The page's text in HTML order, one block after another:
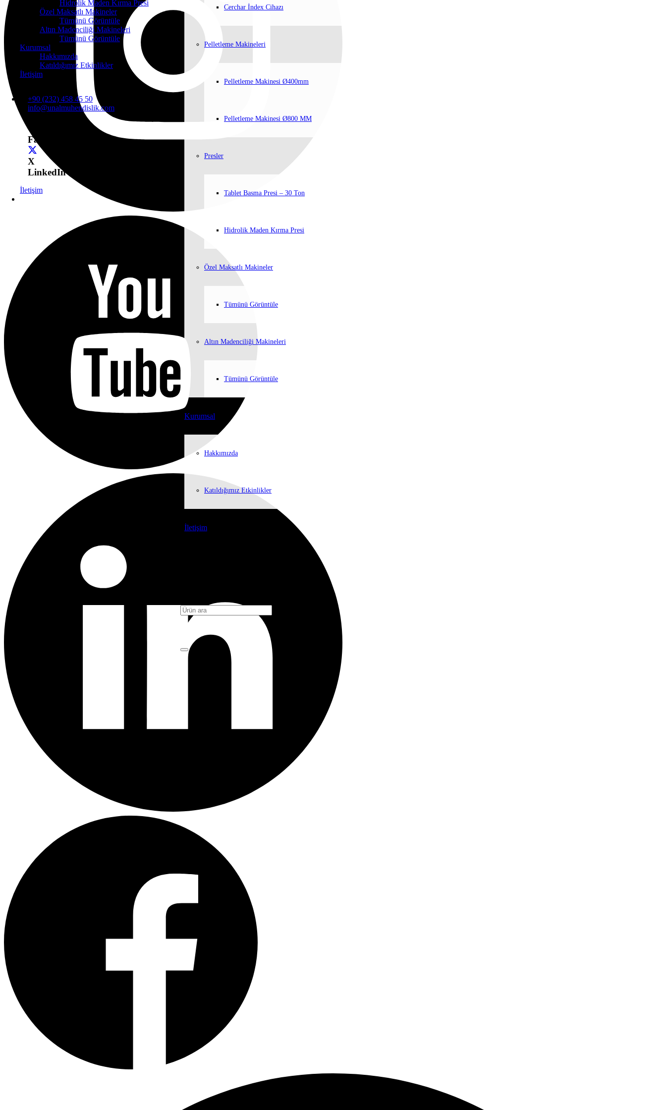
Cerchar İndex Cihazı
Pelletleme Makineleri
Pelletleme Makinesi Ø400mm
Pelletleme Makinesi Ø800 MM
Presler
Tablet Basma Presi – 30 Ton
Hidrolik Maden Kırma Presi
Özel Maksatlı Makineler
Tümünü Görüntüle
Altın Madenciliği Makineleri
Tümünü Görüntüle
Kurumsal
Hakkımızda
Katıldığımız Etkinlikler
İletişim
Hidrolik Maden Kırma Presi
Özel Maksatlı Makineler
Tümünü Görüntüle
Altın Madenciliği Makineleri
Tümünü Görüntüle
Kurumsal
Hakkımızda
Katıldığımız Etkinlikler
İletişim
+90 (232) 458 45 50
info@unalmuhendislik.com
YouTube
Facebook
X
LinkedIn
İletişim